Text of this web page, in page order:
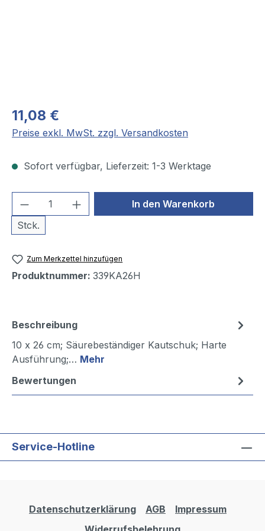
11,08 €
Preise exkl. MwSt. zzgl. Versandkosten
Sofort verfügbar, Lieferzeit: 1-3 Werktage
Produkt Anzahl: Gib den
Stck.
In den Warenkorb
Zum Merkzettel hinzufügen
Produktnummer: 339KA26H
Beschreibung
10 x 26 cm; Säurebeständiger Kautschuk; Harte
Ausführung;… Mehr
Bewertungen
Service-Hotline
Datenschutzerklärung AGB
Impressum